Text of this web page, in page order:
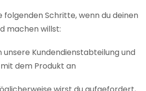
Schritte, wenn du deinen
machen willst:
unsere Kundendienstabteilung und
dem Produkt an